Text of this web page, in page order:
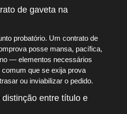
de gaveta na
probatório. Um contrato de
posse mansa, pacífica,
— elementos necessários
que se exija prova
ou inviabilizar o pedido.
entre título e